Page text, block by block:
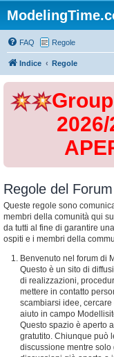
FAQ Regole
Indice Regole
Regole del Forum
Queste regole sono
membri della comunità qui
da tutti al fine di garantire
ospiti e i membri della
Benvenuto nel forum di
Questo è un sito di
di realizzazioni,
mettere in contatto
scambiarsi idee,
aiuto in campo
Questo spazio è aperto
gratutito. Chiunque può
discussione mentre